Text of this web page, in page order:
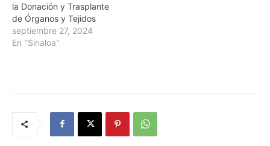
la Donación y Trasplante
de Órganos y Tejidos
septiembre 27, 2024
En "Sinaloa"